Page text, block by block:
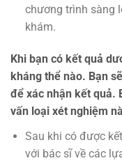
chương trình sàng
khám.
Khi bạn có kết quả
kháng thể nào. Bạn
để xác nhận kết quả.
vấn loại xét nghiệm
Sau khi có được
với bác sĩ về các